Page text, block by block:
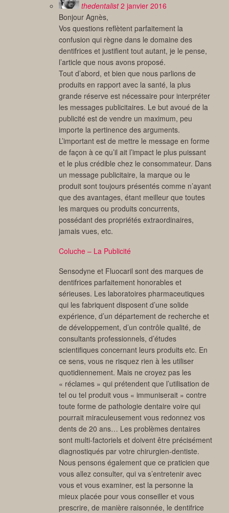
thedentalist 2 janvier 2016
Bonjour Agnès,
Vos questions reflètent parfaitement la
confusion qui règne dans le domaine des
dentifrices et justifient tout autant, je le pense,
l’article que nous avons proposé.
Tout d’abord, et bien que nous parlions de
produits en rapport avec la santé, la plus
grande réserve est nécessaire pour interpréter
les messages publicitaires. Le but avoué de la
publicité est de vendre un maximum, peu
importe la pertinence des arguments.
L’important est de mettre le message en forme
de façon à ce qu’il ait l’impact le plus puissant
et le plus crédible chez le consommateur. Dans
un message publicitaire, la marque ou le
produit sont toujours présentés comme n’ayant
que des avantages, étant meilleur que toutes
les marques ou produits concurrents,
possédant des propriétés extraordinaires,
jamais vues, etc.
Coluche – La Publicité
Sensodyne et Fluocaril sont des marques de
dentifrices parfaitement honorables et
sérieuses. Les laboratoires pharmaceutiques
qui les fabriquent disposent d’une solide
expérience, d’un département de recherche et
de développement, d’un contrôle qualité, de
consultants professionnels, d’études
scientifiques concernant leurs produits etc. En
ce sens, vous ne risquez rien à les utiliser
quotidiennement. Mais ne croyez pas les
« réclames » qui prétendent que l’utilisation de
tel ou tel produit vous « immuniserait » contre
toute forme de pathologie dentaire voire qui
pourrait miraculeusement vous redonnez vos
dents de 20 ans… Les problèmes dentaires
sont multi-factoriels et doivent être précisément
diagnostiqués par votre chirurgien-dentiste.
Nous pensons également que ce praticien que
vous allez consulter, qui va s’entretenir avec
vous et vous examiner, est la personne la
mieux placée pour vous conseiller et vous
prescrire, de manière raisonnée, le dentifrice